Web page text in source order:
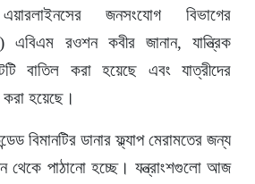
জনসংযোগ বিভাগের
এবিএম রওশন কবীর জানান, যান্ত্রিক
বাতিল করা হয়েছে এবং যাত্রীদের
হয়েছে।
বিমানটির ডানার ফ্ল্যাপ মেরামতের জন্য
থেকে পাঠানো হচ্ছে। যন্ত্রাংশগুলো আজ